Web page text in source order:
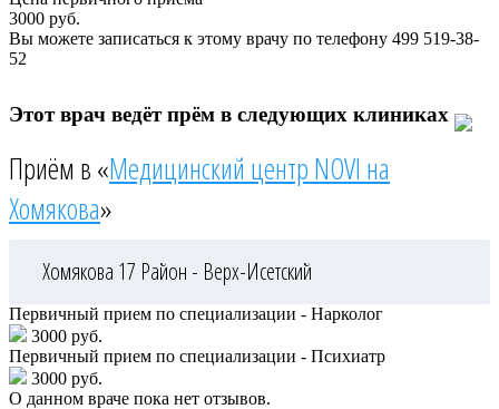
3000 руб.
Вы можете записаться к этому врачу по телефону 499 519-38-
52
Этот врач ведёт прём в следующих клиниках
Приём в «Медицинский центр NOVI на
Хомякова»
Хомякова 17 Район - Верх-Исетский
Первичный прием по специализации - Нарколог
3000 руб.
Первичный прием по специализации - Психиатр
3000 руб.
О данном враче пока нет отзывов.